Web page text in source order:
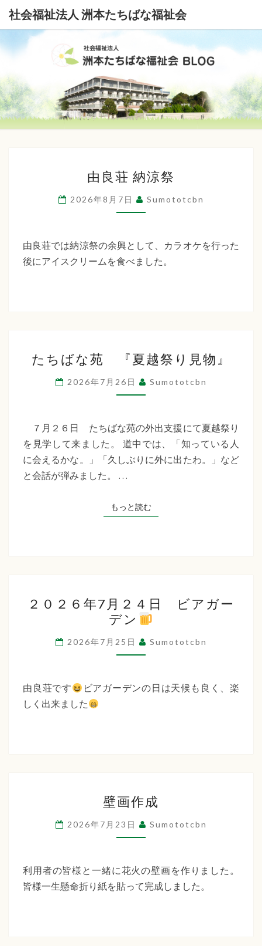
社会福祉法人 洲本たちばな福祉会
社
会
福
法
人
本
た
福
祉
会
良
荘
納
祭
由良荘 納涼祭
2026年8月7日 Sumototcbn
由良荘では納涼祭の余興として、カラオケを行った
後にアイスクリームを食べました。
ち
ば
な
『夏
越
祭
物』
たちばな苑 『夏越祭り見物』
2026年7月26日 Sumototcbn
７月２６日 たちばな苑の外出支援にて夏越祭り
を見学して来ました。 道中では、「知っている人
に会えるかな。」「久しぶりに外に出たわ。」など
と会話が弾みました。 …
もっと読むもっと読む
０
２
６
年
月
ー
ン
２０２６年7月２４日 ビアガー
デン
2026年7月25日 Sumototcbn
由良荘です
ビアガーデンの日は天候も良く、楽
しく出来ました
画
作
成
壁画作成
2026年7月23日 Sumototcbn
利用者の皆様と一緒に花火の壁画を作りました。
皆様一生懸命折り紙を貼って完成しました。